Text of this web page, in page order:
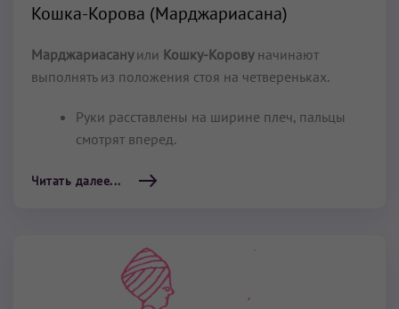
Кошка-Корова (Марджариасана)
Марджариасануили Кошку-Коровуначинают
выполнять из положения стоя на четвереньках.
Руки расставлены на ширине плеч, пальцы
смотрят вперед.
Читать далее...